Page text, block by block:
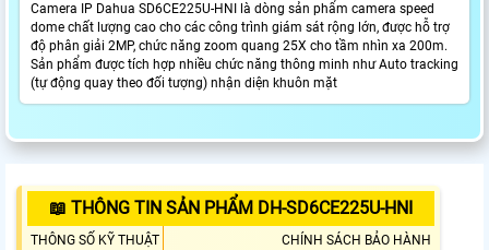
Camera IP Dahua SD6CE225U-HNI là dòng sản phẩm camera speed
dome chất lượng cao cho các công trình giám sát rộng lớn, được hỗ trợ
độ phân giải 2MP, chức năng zoom quang 25X cho tầm nhìn xa 200m.
Sản phẩm được tích hợp nhiều chức năng thông minh như Auto tracking
(tự động quay theo đối tượng) nhận diện khuôn mặt
📖 THÔNG TIN SẢN PHẨM DH-SD6CE225U-HNI
THÔNG SỐ KỸ THUẬT CHÍNH SÁCH BẢO HÀNH